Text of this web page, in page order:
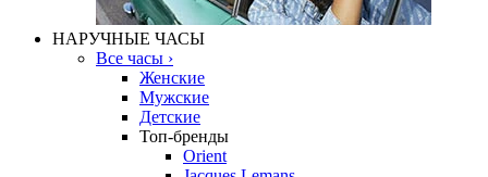
НАРУЧНЫЕ ЧАСЫ
Все часы ›
Женские
Мужские
Детские
Топ-бренды
Orient